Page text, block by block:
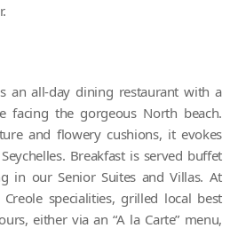
an all-day dining restaurant with a
facing the gorgeous North beach.
and flowery cushions, it evokes
Breakfast is served buffet
in our Senior Suites and Villas. At
specialities, grilled local best
either via an “A la Carte” menu,